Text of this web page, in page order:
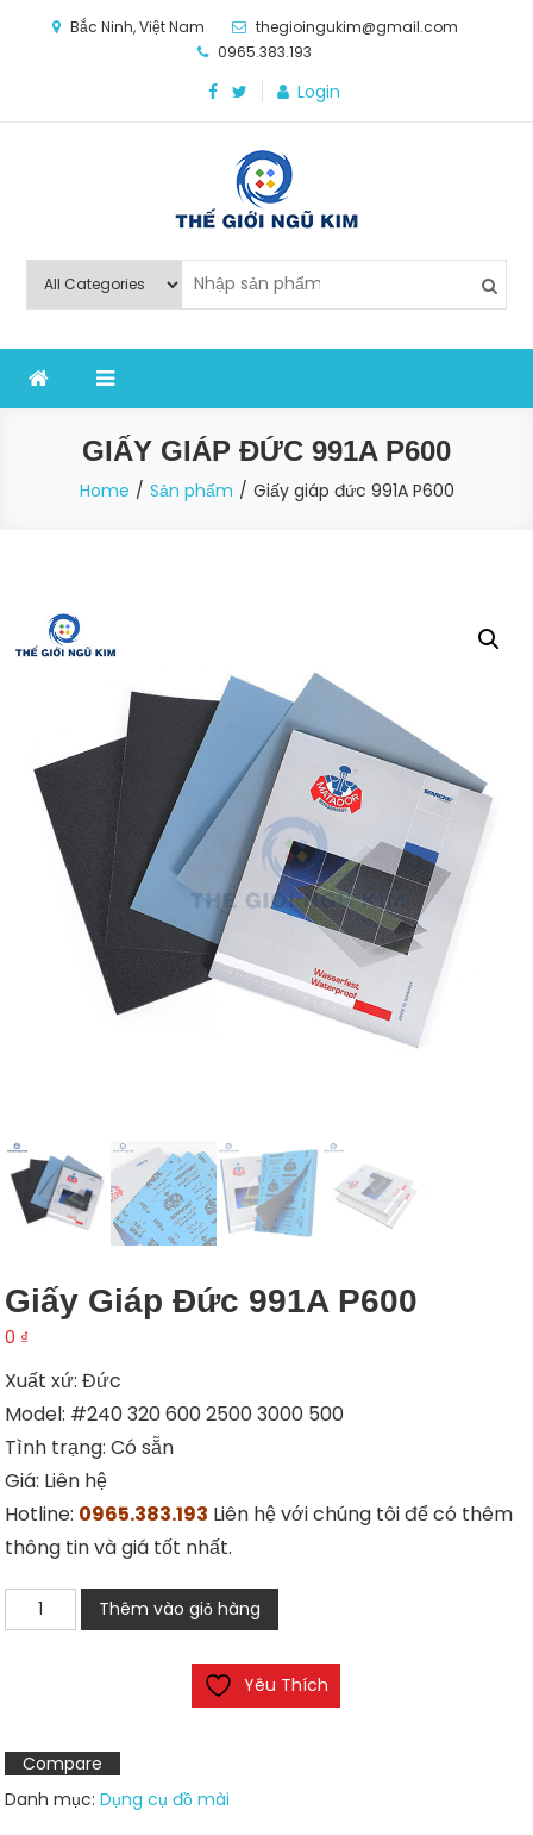
Bắc Ninh, Việt Nam
thegioingukim@gmail.com
0965.383.193
Login
Thế Giới Ngũ Kim
nghiệp sản xuất
GIẤY GIÁP ĐỨC 991A P600
Home Sản phẩm Giấy giáp đức 991A P600
Giấy Giáp Đức 991A P600
0 ₫
Xuất xứ: Đức
Model: #240 320 600 2500 3000 500
Tình trạng: Có sẵn
Giá: Liên hệ
Hotline: 0965.383.193 Liên hệ với chúng tôi để có thêm
thông tin và giá tốt nhất.
Giấy
giáp
số
lượng
Thêm vào giỏ hàng
Yêu Thích
Compare
Danh mục:Dụng cụ đồ mài